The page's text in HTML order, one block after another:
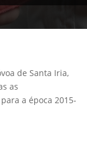
de Santa Iria,
as
a época 2015-